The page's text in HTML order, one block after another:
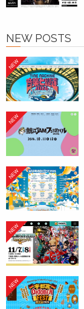
NEW POSTS